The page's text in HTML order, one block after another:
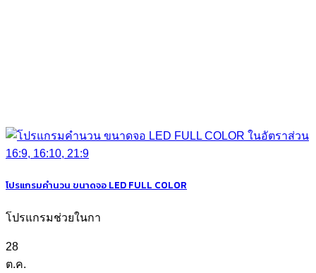
โปรแกรมคำนวน ขนาดจอ LED FULL COLOR
โปรแกรมช่วยในกา
28
ต.ค.